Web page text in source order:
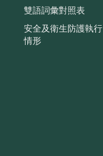
雙語詞彙對照表
安全及衛生防護執行
情形